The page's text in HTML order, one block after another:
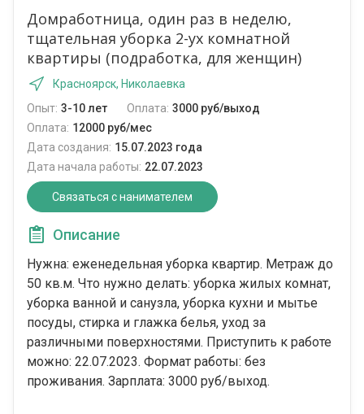
Домработница, один раз в неделю,
тщательная уборка 2-ух комнатной
квартиры (подработка, для женщин)
Красноярск, Николаевка
Опыт: 3-10 лет Оплата: 3000 руб/выход
Оплата: 12000 руб/мес
Дата создания: 15.07.2023 года
Дата начала работы: 22.07.2023
Связаться с нанимателем
Описание
Нужна: еженедельная уборка квартир. Метраж до
50 кв.м. Что нужно делать: уборка жилых комнат,
уборка ванной и санузла, уборка кухни и мытье
посуды, стирка и глажка белья, уход за
различными поверхностями. Приступить к работе
можно: 22.07.2023. Формат работы: без
проживания. Зарплата: 3000 руб/выход.